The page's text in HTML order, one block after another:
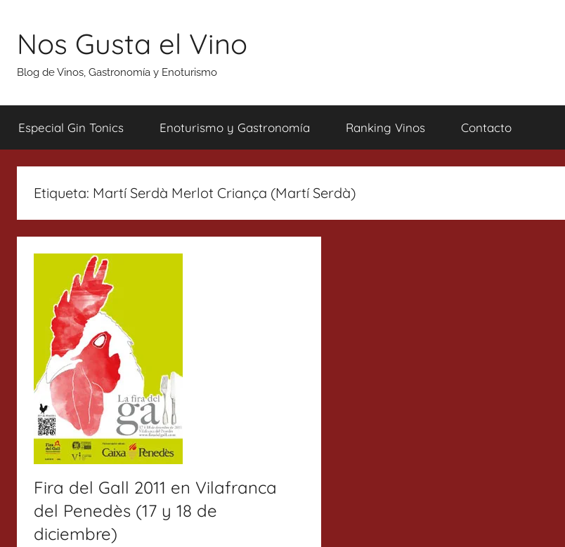
contenido
Nos Gusta el Vino
Blog de Vinos, Gastronomía y Enoturismo
Especial Gin Tonics Enoturismo y Gastronomía Ranking Vinos Contacto
Etiqueta: Martí Serdà Merlot Criança (Martí Serdà)
Fira del Gall 2011 en Vilafranca
del Penedès (17 y 18 de
diciembre)